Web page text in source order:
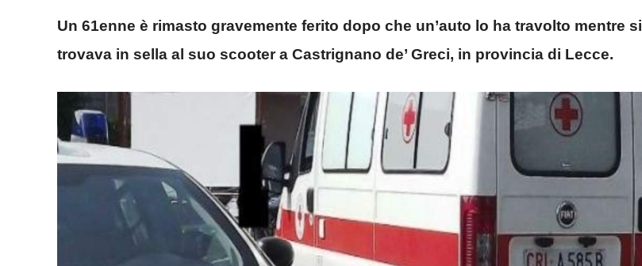
Un 61enne è rimasto gravemente ferito dopo che un’auto lo ha travolto mentre si
trovava in sella al suo scooter a Castrignano de’ Greci, in provincia di Lecce.